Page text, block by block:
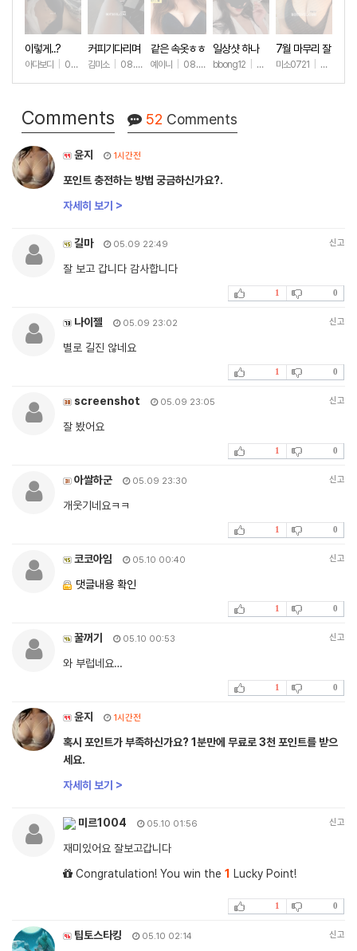
이렇게..?
아다보디 08.09 +53
커피기다리며
(안야함)
김미소 08.08 +145
같은 속옷ㅎㅎ
예이니 08.04 +82
일상샷 하나
bbong12 07.31+92
7월 마무리 잘
하세요🫶
미소0721 07.31
Comments 52 Comments
윤지 1시간전
포인트 충전하는 방법 궁금하신가요?.
자세히 보기 >
길마 05.09 22:49 신고
잘 보고 갑니다 감사합니다
1 0
나이젤 05.09 23:02 신고
별로 길진 않네요
1 0
screenshot 05.09 23:05 신고
잘 봤어요
1 0
아쌀하군 05.09 23:30 신고
개웃기네요ㅋㅋ
1 0
코코아임 05.10 00:40 신고
댓글내용 확인
1 0
꿀꺼기 05.10 00:53 신고
와 부럽네요…
1 0
윤지 1시간전
혹시 포인트가 부족하신가요? 1분만에 무료로 3천 포인트를 받으
세요.
자세히 보기 >
미르1004 05.10 01:56 신고
재미있어요 잘보고갑니다
Congratulation! You win the 1 Lucky Point!
1 0
팁토스타킹 05.10 02:14 신고